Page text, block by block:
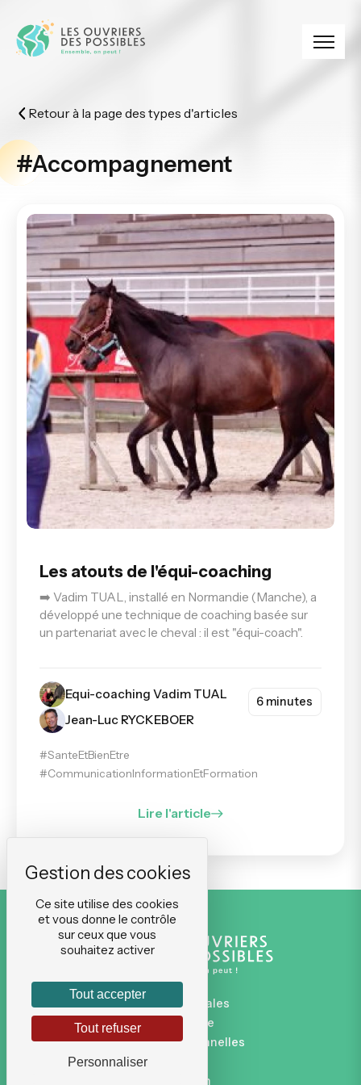
Retour à la page des types d'articles
#Accompagnement
Les atouts de l'équi-coaching
➡️ Vadim TUAL, installé en Normandie (Manche), a
développé une technique de coaching basée sur
un partenariat avec le cheval : il est "équi-coach".
Equi-coaching Vadim TUAL
Jean-Luc RYCKEBOER
6 minutes
#SanteEtBienEtre
#CommunicationInformationEtFormation
Lire l'article
Mentions légales
Plan du site
Données personnelles
Connexion
Ce site utilise des cookies
et vous donne le contrôle
sur ceux que vous
souhaitez activer
Tout accepter
Tout refuser
Personnaliser